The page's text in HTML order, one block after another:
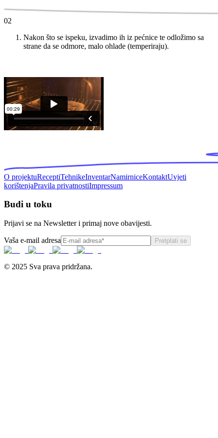
02
Nakon što se ispeku, izvadimo ih iz pećnice te odložimo sa
strane da se odmore, malo ohlade (temperiraju).
O projektuReceptiTehnikeInventarNamirniceKontaktUvjeti
korištenjaPravila privatnostiImpressum
Budi u toku
Prijavi se na Newsletter i primaj nove obavijesti.
Vaša e-mail adresa Pretplati se
© 2025 Sva prava pridržana.